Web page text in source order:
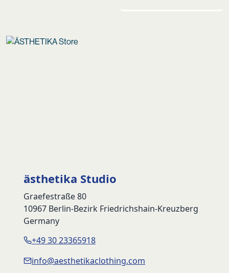
ästhetika Studio
Graefestraße 80
10967 Berlin-Bezirk Friedrichshain-Kreuzberg
Germany
+49 30 23365918
info@aesthetikaclothing.com